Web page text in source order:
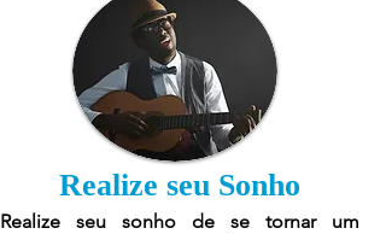
Realize seu Sonho
Realize seu sonho de se tornar um